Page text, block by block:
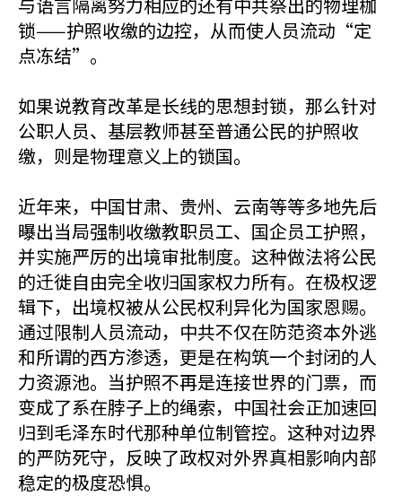
锁——护照收缴的边控，从而使人员流动“定
点冻结”。
如果说教育改革是长线的思想封锁，那么针对
公职人员、基层教师甚至普通公民的护照收
缴，则是物理意义上的锁国。
近年来，中国甘肃、贵州、云南等等多地先后
曝出当局强制收缴教职员工、国企员工护照，
并实施严厉的出境审批制度。这种做法将公民
的迁徙自由完全收归国家权力所有。在极权逻
辑下，出境权被从公民权利异化为国家恩赐。
通过限制人员流动，中共不仅在防范资本外逃
和所谓的西方渗透，更是在构筑一个封闭的人
力资源池。当护照不再是连接世界的门票，而
变成了系在脖子上的绳索，中国社会正加速回
归到毛泽东时代那种单位制管控。这种对边界
的严防死守，反映了政权对外界真相影响内部
稳定的极度恐惧。